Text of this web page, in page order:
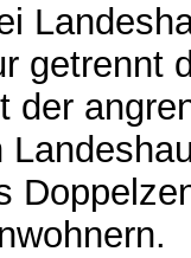
getrennt
der